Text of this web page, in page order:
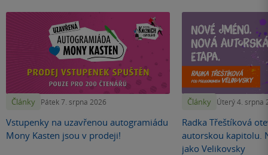
Články Pátek 7. srpna 2026
Vstupenky na uzavřenou autogramiádu
Mony Kasten jsou v prodeji!
Články Úterý 4. srpna
Radka Třeštíková
autorskou kapitolu.
jako Velikovsky